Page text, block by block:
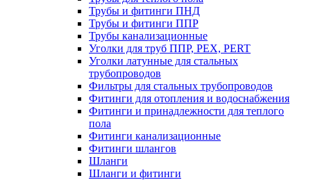
Трубы и фитинги ПНД
Трубы и фитинги ППР
Трубы канализационные
Уголки для труб ППР, PEX, PERT
Уголки латунные для стальных
трубопроводов
Фильтры для стальных трубопроводов
Фитинги для отопления и водоснабжения
Фитинги и принадлежности для теплого
пола
Фитинги канализационные
Фитинги шлангов
Шланги
Шланги и фитинги